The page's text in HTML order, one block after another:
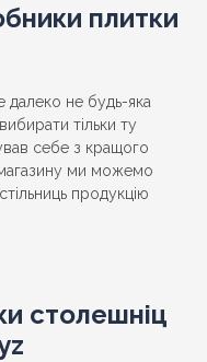
плитки
далеко не будь-яка
тільки ту
себе з кращого
ми можемо
продукцію
столешніц